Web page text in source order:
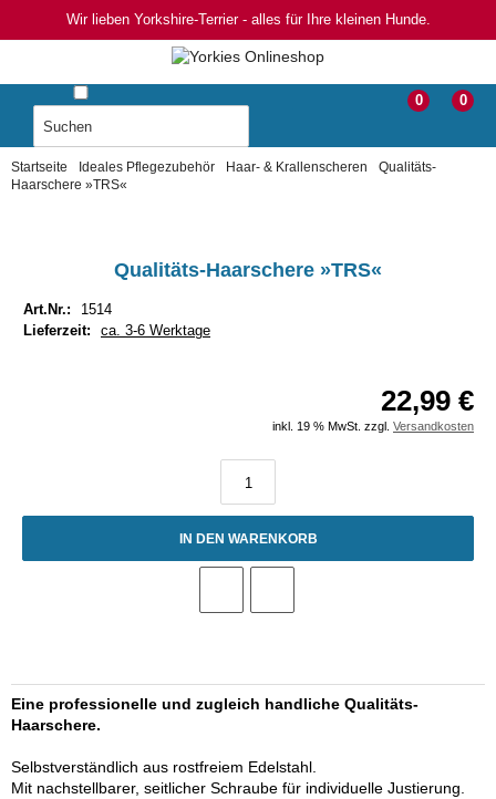
Wir lieben Yorkshire-Terrier - alles für Ihre kleinen Hunde.
0
0
Startseite Ideales Pflegezubehör Haar- & Krallenscheren
Qualitäts-
Haarschere »TRS«
Qualitäts-Haarschere »TRS«
Art.Nr.:
1514
Lieferzeit:
ca. 3-6 Werktage
22,99 €
inkl. 19 % MwSt. zzgl. Versandkosten
IN DEN WARENKORB
Eine professionelle und zugleich handliche Qualitäts-
Haarschere.
Selbstverständlich aus rostfreiem Edelstahl.
Mit nachstellbarer, seitlicher Schraube für individuelle Justierung.